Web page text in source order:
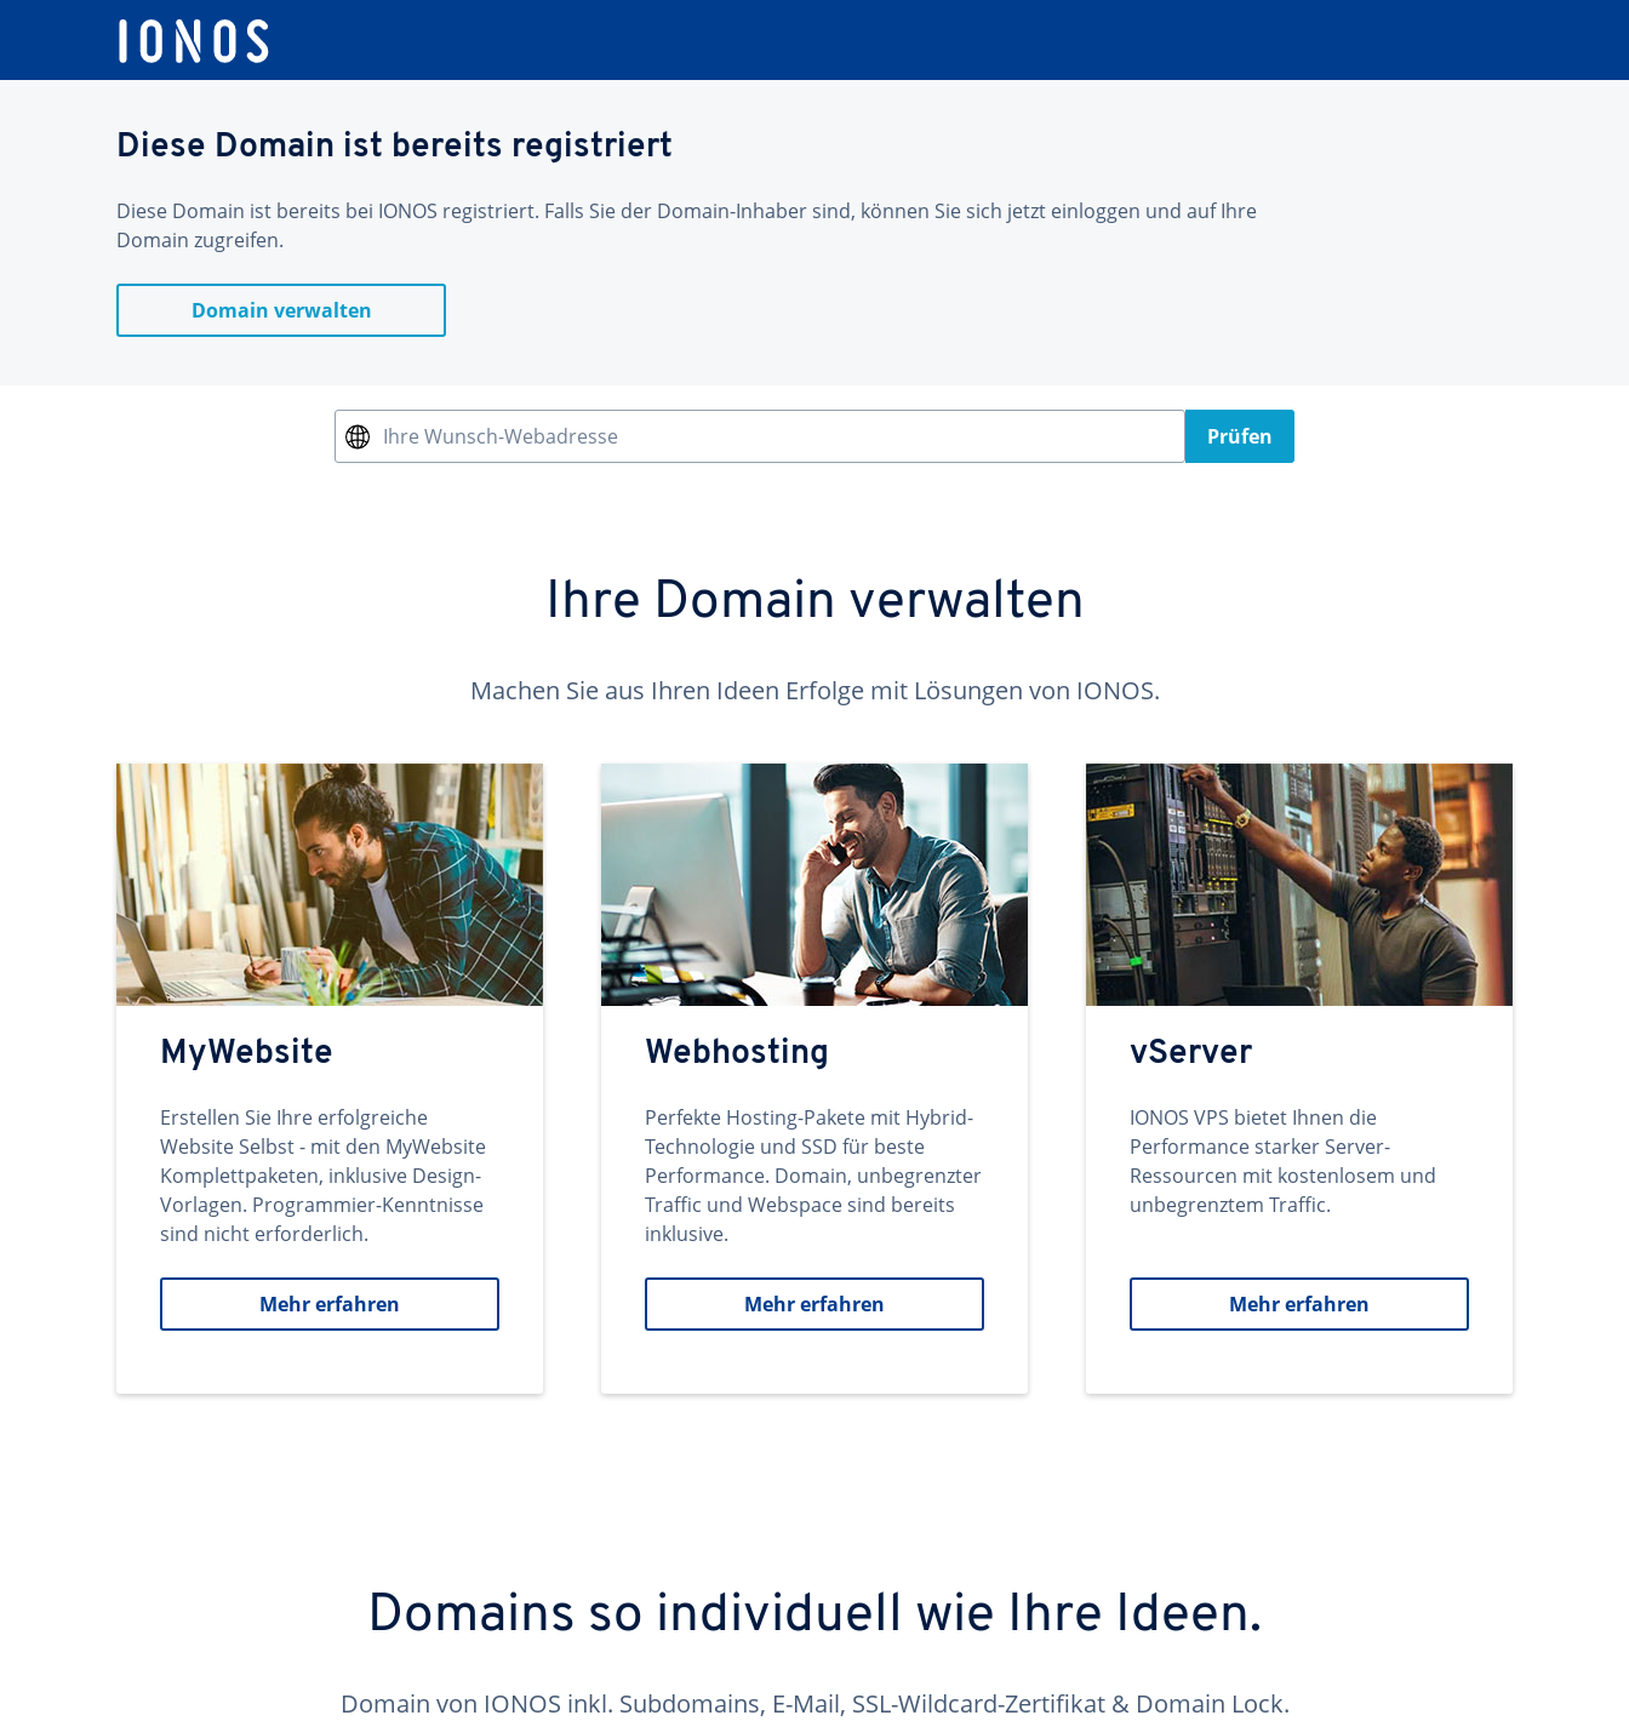
Diese Domain ist bereits registriert
Diese Domain ist bereits bei IONOS registriert. Falls Sie der Domain-Inhaber sind, können Sie sich jetzt einloggen und auf Ihre
Domain zugreifen.
Domain verwalten
Ihre Wunsch-Webadresse Prüfen
Ihre Domain verwalten
Machen Sie aus Ihren Ideen Erfolge mit Lösungen von IONOS.
MyWebsite
Erstellen Sie Ihre erfolgreiche
Website Selbst - mit den MyWebsite
Komplettpaketen, inklusive Design-
Vorlagen. Programmier-Kenntnisse
sind nicht erforderlich.
Mehr erfahren
Webhosting
Perfekte Hosting-Pakete mit Hybrid-
Technologie und SSD für beste
Performance. Domain, unbegrenzter
Traffic und Webspace sind bereits
inklusive.
Mehr erfahren
vServer
IONOS VPS bietet Ihnen die
Performance starker Server-
Ressourcen mit kostenlosem und
unbegrenztem Traffic.
Mehr erfahren
Domains so individuell wie Ihre Ideen.
Domain von IONOS inkl. Subdomains, E-Mail, SSL-Wildcard-Zertifikat & Domain Lock.